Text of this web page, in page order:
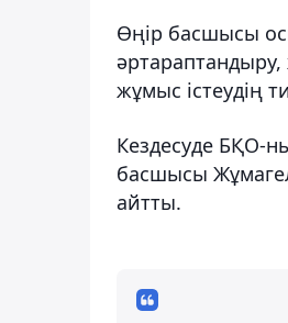
Өңір басшысы
жұмыс істеудің
Кездесуде БҚО-
басшысы
айтты.